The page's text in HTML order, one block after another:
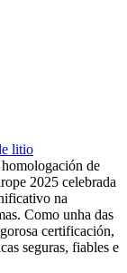
litio
de
2025 celebrada
na
Como unha das
certificación,
seguras, fiables e